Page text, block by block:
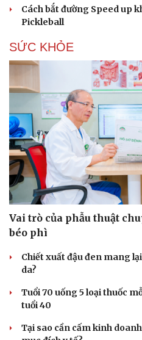
Văn hóa
Sân khấu - Điện ảnh
Văn học
Âm nhạc
Di sản
Cách bắt đường Speed up
Pickleball
SỨC KHỎE
Vai trò của phẫu thuật
béo phì
Chiết xuất đậu đen mang
da?
Tuổi 70 uống 5 loại thuốc
tuổi 40
Tại sao cần cấm kinh